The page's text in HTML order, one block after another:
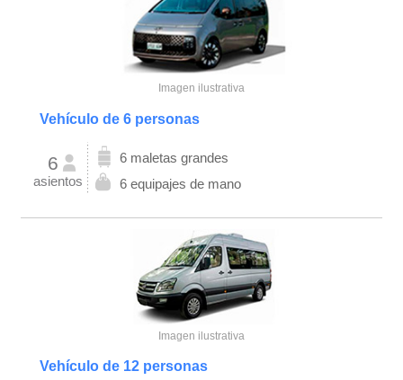
Imagen ilustrativa
Vehículo de 6 personas
6
asientos
6 maletas grandes
6 equipajes de mano
Imagen ilustrativa
Vehículo de 12 personas